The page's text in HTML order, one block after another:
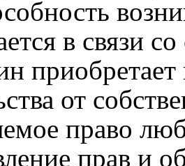
в связи
приобретает
от
право
прав и